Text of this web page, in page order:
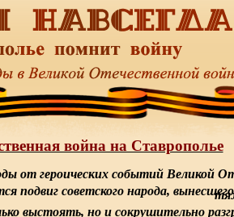
война на Ставрополье
от героических событий Великой
подвиг советского народа,
выстоять, но и сокрушительно